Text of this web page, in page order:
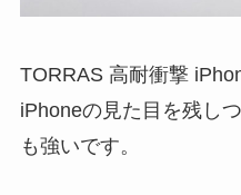
TORRAS 高耐衝撃
iPhoneの見た目を残し
も強いです。